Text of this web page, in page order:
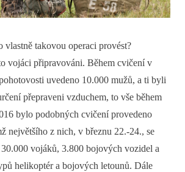
vlastně takovou operaci provést?
vojáci připravováni. Během cvičení v
uvedeno 10.000 mužů, a ti byli
přepraveni vzduchem, to vše během
bylo podobných cvičení provedeno
největšího z nich, v březnu 22.-24., se
vojáků, 3.800 bojových vozidel a
helikoptér a bojových letounů. Dále